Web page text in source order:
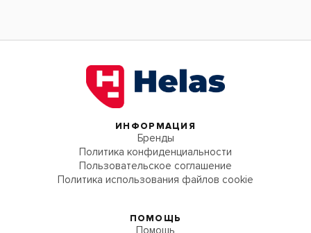
ИНФОРМАЦИЯ
Бренды
Политика конфиденциальности
Пользовательское соглашение
Политика использования файлов cookie
ПОМОЩЬ